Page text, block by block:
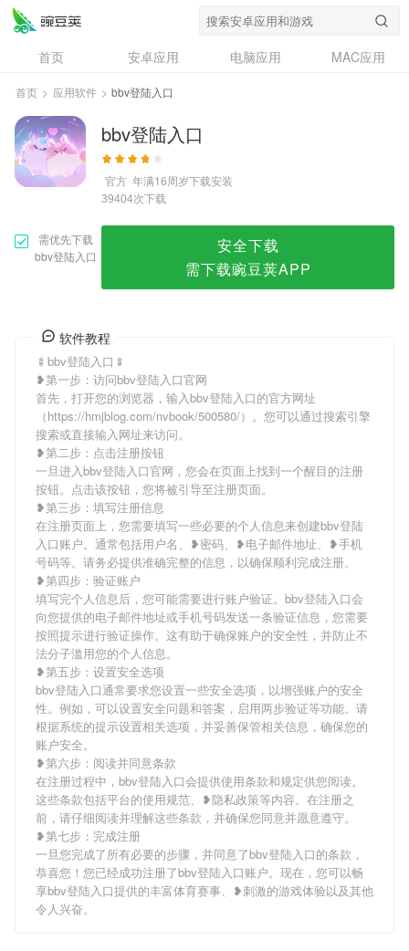
首页 安卓应用 电脑应用
MAC应用
资讯
专题
问答
首页 > 应用软件 > bbv登陆入口
bbv登陆入口
官方 年满16周岁下载安装
39404次下载
需优先下载
bbv登陆入口
安全下载
需下载豌豆荚APP
软件教程
🍢bbv登陆入口🍢
❥第一步：访问bbv登陆入口官网
首先，打开您的浏览器，输入bbv登陆入口的官方网址
（https://hmjblog.com/nvbook/500580/）。您可以通过搜索引擎
搜索或直接输入网址来访问。
❥第二步：点击注册按钮
一旦进入bbv登陆入口官网，您会在页面上找到一个醒目的注册
按钮。点击该按钮，您将被引导至注册页面。
❥第三步：填写注册信息
在注册页面上，您需要填写一些必要的个人信息来创建bbv登陆
入口账户。通常包括用户名、❥密码、❥电子邮件地址、❥手机
号码等。请务必提供准确完整的信息，以确保顺利完成注册。
❥第四步：验证账户
填写完个人信息后，您可能需要进行账户验证。bbv登陆入口会
向您提供的电子邮件地址或手机号码发送一条验证信息，您需要
按照提示进行验证操作。这有助于确保账户的安全性，并防止不
法分子滥用您的个人信息。
❥第五步：设置安全选项
bbv登陆入口通常要求您设置一些安全选项，以增强账户的安全
性。例如，可以设置安全问题和答案，启用两步验证等功能。请
根据系统的提示设置相关选项，并妥善保管相关信息，确保您的
账户安全。
❥第六步：阅读并同意条款
在注册过程中，bbv登陆入口会提供使用条款和规定供您阅读。
这些条款包括平台的使用规范、❥隐私政策等内容。在注册之
前，请仔细阅读并理解这些条款，并确保您同意并愿意遵守。
❥第七步：完成注册
一旦您完成了所有必要的步骤，并同意了bbv登陆入口的条款，
恭喜您！您已经成功注册了bbv登陆入口账户。现在，您可以畅
享bbv登陆入口提供的丰富体育赛事、❥刺激的游戏体验以及其他
令人兴奋。